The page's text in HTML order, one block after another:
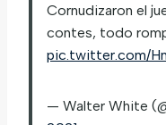
Cornudizaron el
contes, todo
pic.twitter.com/
— Walter White